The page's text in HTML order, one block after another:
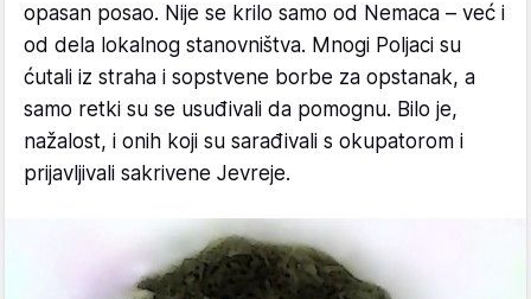
opasan posao. Nije se krilo samo od Nemaca – već i
od dela lokalnog stanovništva. Mnogi Poljaci su
ćutali iz straha i sopstvene borbe za opstanak, a
samo retki su se usuđivali da pomognu. Bilo je,
nažalost, i onih koji su sarađivali s okupatorom i
prijavljivali sakrivene Jevreje.